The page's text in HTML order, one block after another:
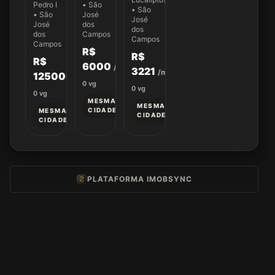
300
Pedro I
• São
José
dos
Campos
R$
125000
0 vg
MESMA
CIDADE
• São
José
dos
Campos
R$
6000 /mês
0 vg
MESMA
CIDADE
55
• São
José
dos
Campos
R$
3221 /mês
0 vg
MESMA
CIDADE
PLATAFORMA IMOBSYNC